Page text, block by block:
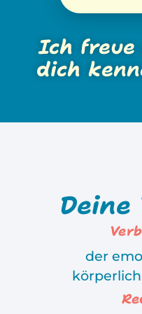
Ich freue
dich
der